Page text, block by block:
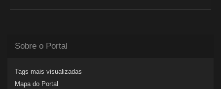
Sobre o Portal
Tags mais visualizadas
Mapa do Portal